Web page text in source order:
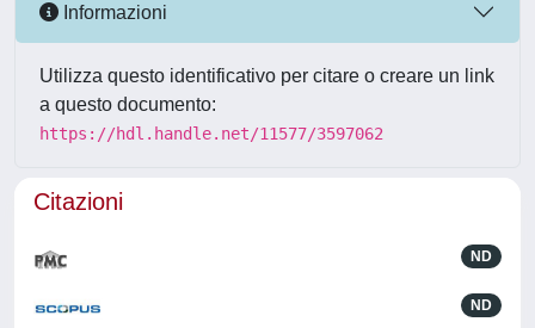
Informazioni
Utilizza questo identificativo per citare o creare un link
a questo documento:
https://hdl.handle.net/11577/3597062
Citazioni
ND
ND